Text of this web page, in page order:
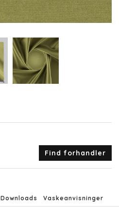
Find forhandler
Downloads Vaskeanvisninger